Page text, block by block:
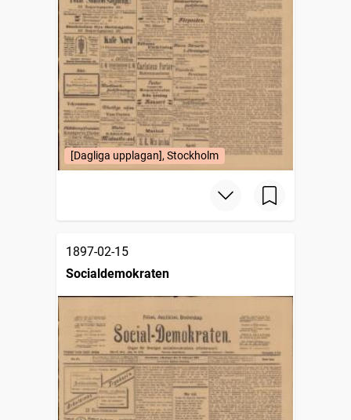
[Dagliga upplagan], Stockholm
1897-02-15
Socialdemokraten